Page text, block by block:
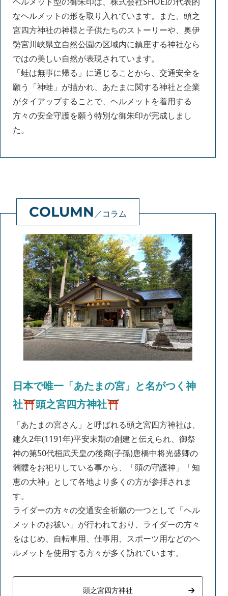
なヘルメットの形を取り入れています。また、頭之
宮四方神社の神様と子供たちのストーリーや、奥伊
勢宮川峡県立自然公園の区域内に鎮座する神社なら
ではの美しい自然が表現されています。
「蛙は無事に帰る」に通じることから、交通安全を
願う「神蛙」が描かれ、あたまに関する神社と企業
がタイアップすることで、ヘルメットを着用する
方々の安全守護を願う特別な御朱印が完成しまし
た。
コラム
日本で唯一「あたまの宮」と名がつく神
社⛩頭之宮四方神社⛩
「あたまの宮さん」と呼ばれる頭之宮四方神社は、
建久2年(1191年)平安末期の創建と伝えられ、御祭
神の第50代桓武天皇の後裔(子孫)唐橋中将光盛卿の
髑髏をお祀りしている事から、「頭の守護神」「知
恵の大神」として各地より多くの方が参拝されま
す。
ライダーの方々の交通安全祈願の一つとして「ヘル
メットのお祓い」が行われており、ライダーの方々
をはじめ、自転車用、仕事用、スポーツ用などのヘ
ルメットを使用する方々が多く訪れています。
頭之宮四方神社